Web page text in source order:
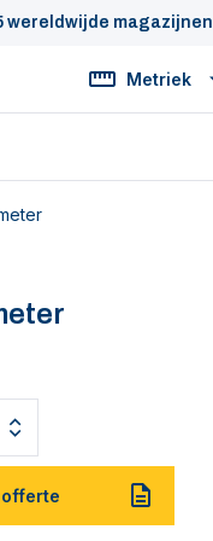
wereldwijde magazijnen
Metriek